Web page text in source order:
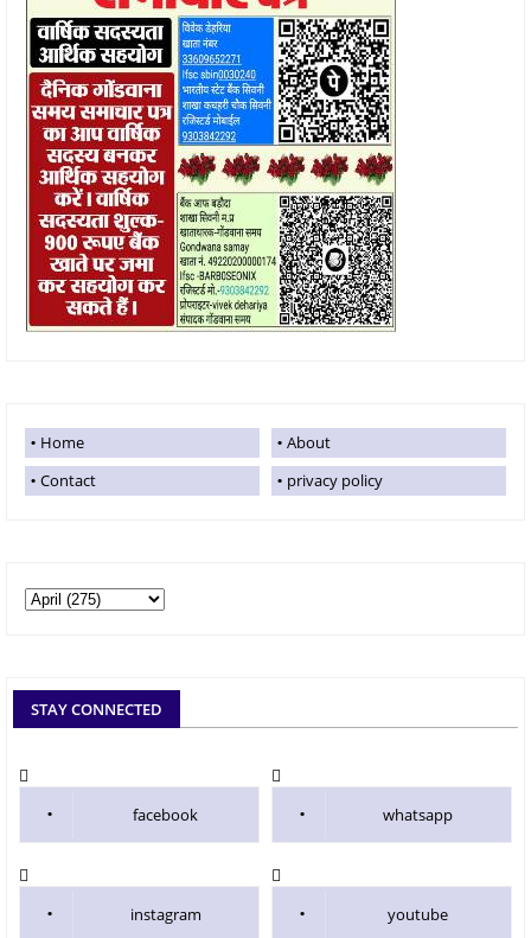
Home
About
Contact
privacy policy
STAY CONNECTED
facebook whatsapp
instagram youtube